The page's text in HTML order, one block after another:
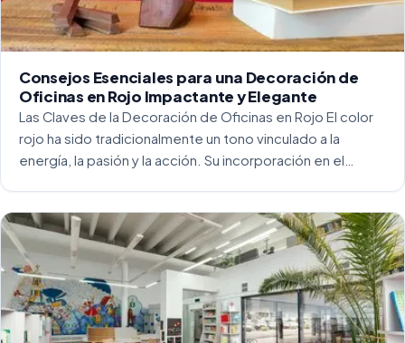
Consejos Esenciales para una Decoración de
Oficinas en Rojo Impactante y Elegante
Las Claves de la Decoración de Oficinas en Rojo El color
rojo ha sido tradicionalmente un tono vinculado a la
energía, la pasión y la acción. Su incorporación en el